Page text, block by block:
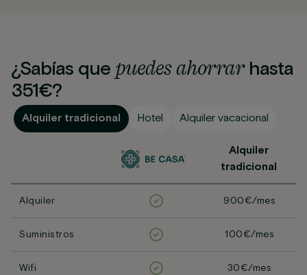
¿Sabías que puedesahorrarhasta
351€?
Alquiler tradicional Hotel Alquiler vacacional
Alquiler
tradicional
Alquiler 900€/mes
Suministros 100€/mes
Wifi 30€/mes